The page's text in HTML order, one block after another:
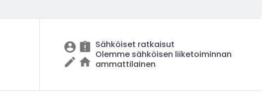
Sähköiset ratkaisut
Olemme sähköisen liiketoiminnan
ammattilainen